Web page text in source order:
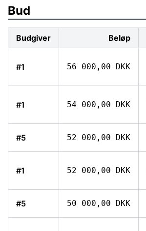
Bud
Budgiver Beløp
#1 56 000,00 DKK
#1 54 000,00 DKK
#5 52 000,00 DKK
#1 52 000,00 DKK
#5 50 000,00 DKK